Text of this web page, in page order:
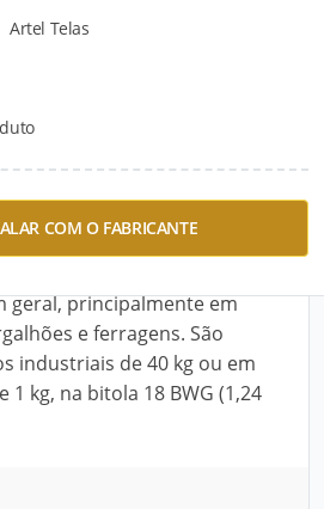
Artel Telas
COM O FABRICANTE
do produto
da Telas Artel possuem
o que os torna maleáveis
geral, principalmente em
e ferragens. São
industriais de 40 kg ou em
1 kg, na bitola 18 BWG (1,24